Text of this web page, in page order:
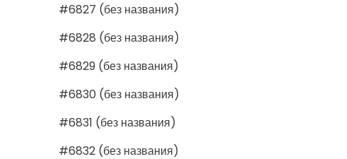
#6827 (без названия)
#6828 (без названия)
#6829 (без названия)
#6830 (без названия)
#6831 (без названия)
#6832 (без названия)